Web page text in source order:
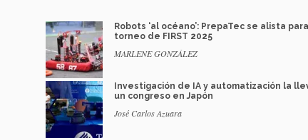
Robots ‘al océano’: PrepaTec se alista para
torneo de FIRST 2025
MARLENE GONZÁLEZ
Investigación de IA y automatización la
un congreso en Japón
José Carlos Azuara